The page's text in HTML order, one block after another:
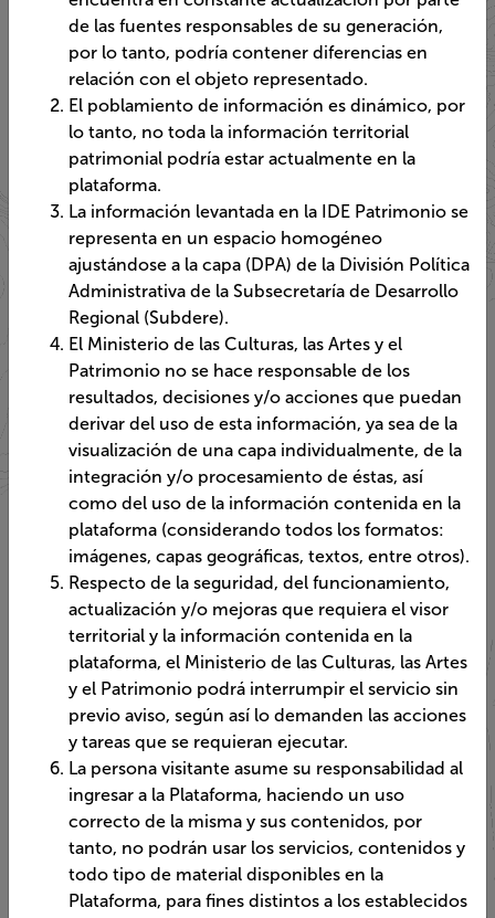
de las fuentes responsables de su generación,
por lo tanto, podría contener diferencias en
relación con el objeto representado.
El poblamiento de información es dinámico, por
lo tanto, no toda la información territorial
patrimonial podría estar actualmente en la
plataforma.
La información levantada en la IDE Patrimonio se
representa en un espacio homogéneo
ajustándose a la capa (DPA) de la División Política
Administrativa de la Subsecretaría de Desarrollo
Regional (Subdere).
El Ministerio de las Culturas, las Artes y el
Patrimonio no se hace responsable de los
resultados, decisiones y/o acciones que puedan
derivar del uso de esta información, ya sea de la
visualización de una capa individualmente, de la
integración y/o procesamiento de éstas, así
como del uso de la información contenida en la
plataforma (considerando todos los formatos:
imágenes, capas geográficas, textos, entre otros).
Respecto de la seguridad, del funcionamiento,
actualización y/o mejoras que requiera el visor
territorial y la información contenida en la
plataforma, el Ministerio de las Culturas, las Artes
y el Patrimonio podrá interrumpir el servicio sin
previo aviso, según así lo demanden las acciones
y tareas que se requieran ejecutar.
La persona visitante asume su responsabilidad al
ingresar a la Plataforma, haciendo un uso
correcto de la misma y sus contenidos, por
tanto, no podrán usar los servicios, contenidos y
todo tipo de material disponibles en la
Plataforma, para fines distintos a los establecidos